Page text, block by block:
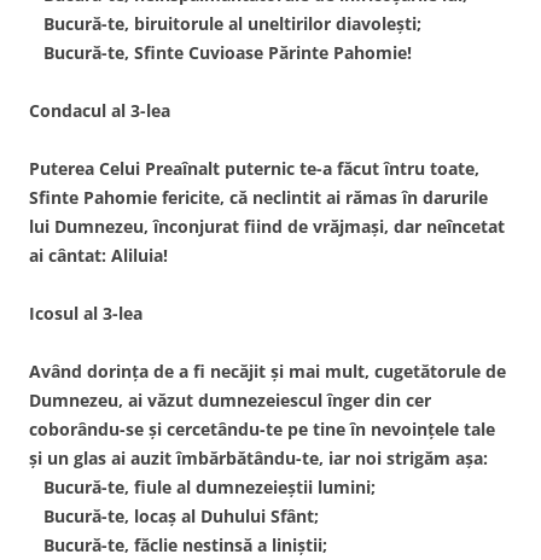
Bucură-te, biruitorule al uneltirilor diavoleşti;
Bucură-te, Sfinte Cuvioase Părinte Pahomie!
Condacul al 3-lea
Puterea Celui Preaînalt puternic te-a făcut întru toate,
Sfinte Pahomie fericite, că neclintit ai rămas în darurile
lui Dumnezeu, înconjurat fiind de vrăjmaşi, dar neîncetat
ai cântat: Aliluia!
Icosul al 3-lea
Având dorinţa de a fi necăjit şi mai mult, cugetătorule de
Dumnezeu, ai văzut dumnezeiescul înger din cer
coborându-se şi cercetându-te pe tine în nevoinţele tale
şi un glas ai auzit îmbărbătându-te, iar noi strigăm aşa:
Bucură-te, fiule al dumnezeieştii lumini;
Bucură-te, locaş al Duhului Sfânt;
Bucură-te, făclie nestinsă a liniştii;